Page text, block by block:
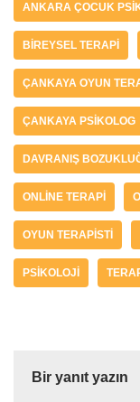
ANKARA ÇOCUK
BIREYSEL TERAPI
ÇANKAYA OYUN
ÇANKAYA PSIKOLOG
DAVRANIŞ
ONLINE TERAPI
OYUN TERAPISTI
PSIKOLOJI
Bir yanıt yazın